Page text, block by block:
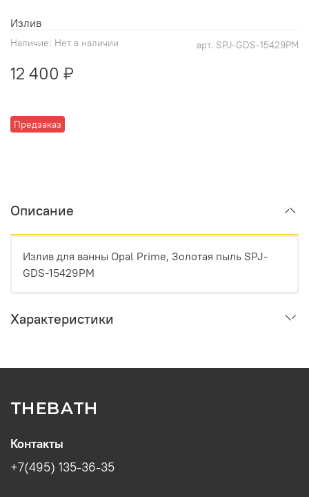
арт. SPJ-GDS-15429PM
Наличие: Нет в наличии
Предзаказ
12 400 ₽
Излив
Описание
Излив для ванны Opal Prime, Золотая пыль SPJ-
GDS-15429PM
Характеристики
THEBATH
Контакты
+7(495) 135-36-35